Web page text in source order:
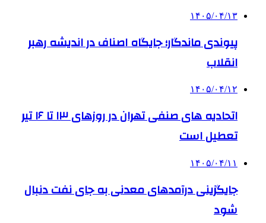
۱۴۰۵/۰۴/۱۳
پیوندی ماندگار؛ جایگاه اصناف در اندیشه رهبر
انقلاب
۱۴۰۵/۰۴/۱۲
اتحادیه های صنفی تهران در روزهای ۱۳ تا ۱۶ تیر
تعطیل است
۱۴۰۵/۰۴/۱۱
جایگزینی درآمدهای معدنی به جای نفت دنبال
شود